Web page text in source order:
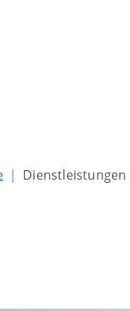
Dienstleistungen